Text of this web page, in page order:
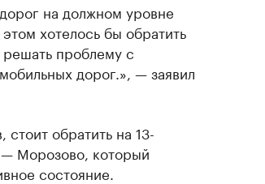
на должном уровне
хотелось бы обратить
проблему с
дорог.», — заявил
обратить на 13-
Морозово, который
состояние.